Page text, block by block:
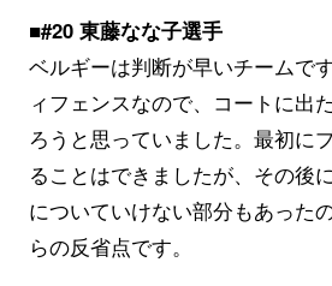
■#20 東藤なな子選手
ベルギーは判断が早いチームで
ィフェンスなので、コートに出
ろうと思っていました。最初に
ることはできましたが、その後
についていけない部分もあった
らの反省点です。